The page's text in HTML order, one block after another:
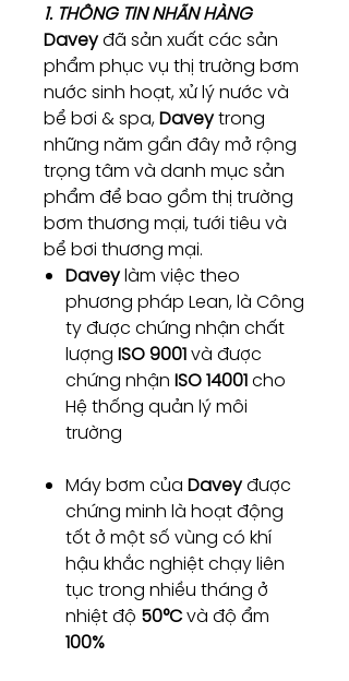
1. THÔNG TIN NHÃN HÀNG
Daveyđã sản xuất các sản
phẩm phục vụ thị trường bơm
nước sinh hoạt, xử lý nước và
bể bơi & spa,Daveytrong
những năm gần đây mở rộng
trọng tâm và danh mục sản
phẩm để bao gồm thị trường
bơm thương mại, tưới tiêu và
bể bơi thương mại.
Daveylàm việc theo
phương pháp Lean, là Công
ty được chứng nhận chất
lượng ISO 9001và được
chứng nhận ISO 14001cho
Hệ thống quản lý môi
trường
Máy bơm của Daveyđược
chứng minh là hoạt động
tốt ở một số vùng có khí
hậu khắc nghiệt chạy liên
tục trong nhiều tháng ở
nhiệt độ 50°Cvà độ ẩm
100%